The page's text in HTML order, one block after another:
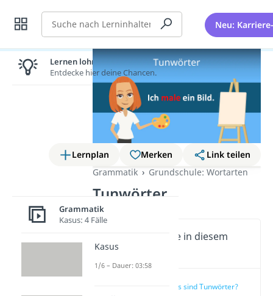
Suche Neu:
Lernplan Merken
Link teilen
Grammatik
Grundschule: Wortarten
Tunwörter
Wichtige Inhalte in diesem
Video
Was sind Tunwörter?
Lernen lohnt sich!
Entdecke hier deine Chancen.
Grammatik
Kasus: 4 Fälle
Kasus
1/6 – Dauer: 03:58